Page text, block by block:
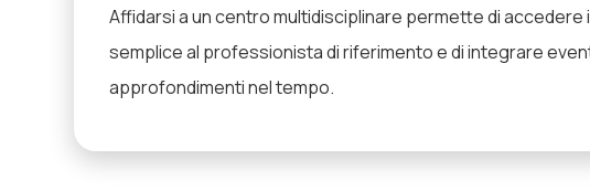
Affidarsi a un centro multidisciplinare permette di accedere
semplice al professionista di riferimento e di integrare
approfondimenti nel tempo.